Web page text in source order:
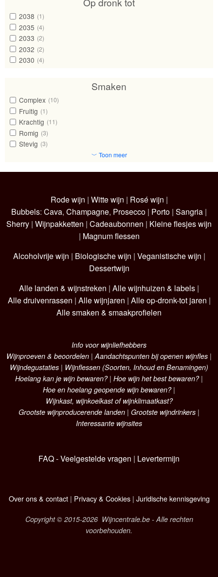
2038 (1)
2035 (4)
2033 (2)
2032 (2)
2030 (4)
Smaken
Complex (10)
Fruitig (1)
Krachtig (11)
Romig (3)
Stevig (3)
﹀ Toon meer
Rode wijn | Witte wijn | Rosé wijn |
Bubbels: Cava, Champagne, Prosecco | Porto | Sangria |
Sherry | Wijnpakketten | Cadeaubonnen | Kleine flesjes wijn
| Magnum flessen
Alcoholvrije wijn | Biologische wijn | Veganistische wijn |
Dessertwijn
Alle landen & wijnstreken | Alle wijnhuizen & labels |
Alle druivenrassen | Alle wijnjaren | Alle op-dronk-tot jaren |
Alle smaken & smaakprofielen
Info voor wijnliefhebbers
Wijnproeven & beoordelen |Aandachtspunten bij openen wijnfles |
Wijndegustaties | Wijnflessen (Soorten, Inhoud en Benamingen)
Hoelang kan je wijn bewaren?| Hoe wijn het best bewaren?|
Hoe en hoelang geopende wijn bewaren?|
Wijnkast, wijnkoelkast of wijnklimaatkast?
Grootste wijnproducerende landen | Grootste wijndrinkers |
Interessante wijnsites
FAQ - Veelgestelde vragen | Levertermijn
Over ons & contact| Privacy & Cookies| Juridische kennisgeving
Copyright © 2015-2026 Wijncentrale.be - Alle rechten
voorbehouden.